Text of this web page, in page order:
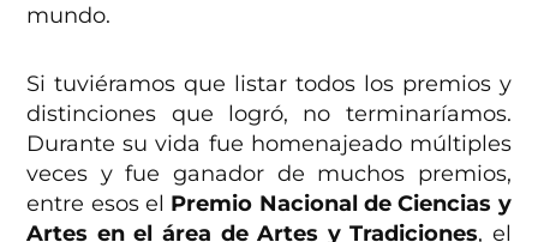
mundo.
Si tuviéramos que listar todos los premios y
distinciones que logró, no terminaríamos.
Durante su vida fue homenajeado múltiples
veces y fue ganador de muchos premios,
entre esos el Premio Nacional de Ciencias y
Artes en el área de Artes y Tradiciones, el